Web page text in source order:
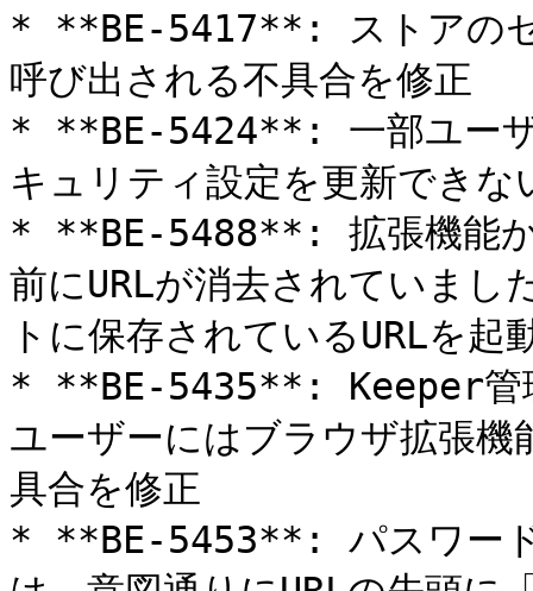
* **BE-5417**: ストアの
呼び出される不具合を修正
* **BE-5424**: 一部ユーザ
キュリティ設定を更新できな
* **BE-5488**: 拡張機能か
前にURLが消去されていま
トに保存されているURLを
* **BE-5435**: Keeper管理
ユーザーにはブラウザ拡張
具合を修正
* **BE-5453**: パスワード